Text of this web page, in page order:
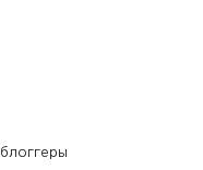
блоггеры